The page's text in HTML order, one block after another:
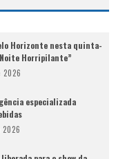
Horizonte nesta quinta-
Horripilante”
especializada